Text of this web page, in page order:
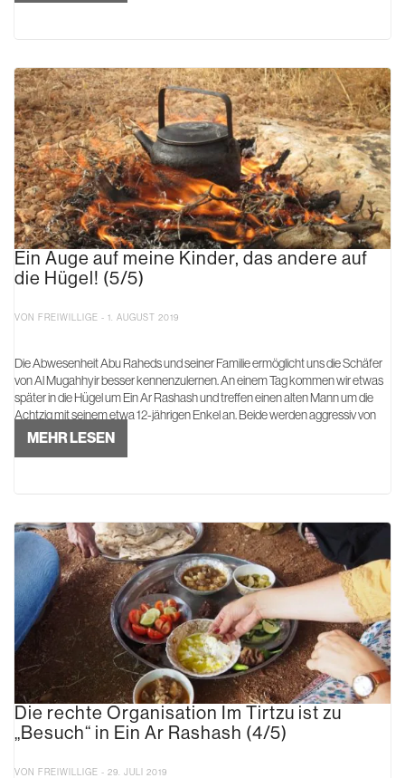
Ein Auge auf meine Kinder, das andere auf
die Hügel! (5/5)
VON FREIWILLIGE - 1. AUGUST 2019
Die Abwesenheit Abu Raheds und seiner Familie ermöglicht uns die Schäfer
von Al Mugahhyir besser kennenzulernen. An einem Tag kommen wir etwas
später in die Hügel um Ein Ar Rashash und treffen einen alten Mann um die
Achtzig mit seinem etwa 12-jährigen Enkel an. Beide werden aggressiv von
zwei jungen...
MEHR LESEN
Die rechte Organisation Im Tirtzu ist zu
„Besuch“ in Ein Ar Rashash (4/5)
VON FREIWILLIGE - 29. JULI 2019